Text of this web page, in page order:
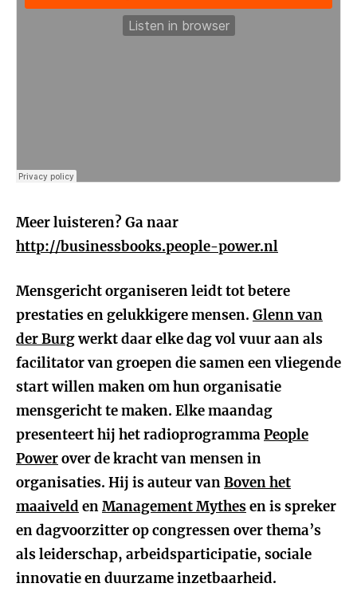
Meer luisteren? Ga naar
http://businessbooks.people-power.nl
Mensgericht organiseren leidt tot betere
prestaties en gelukkigere mensen. Glenn van
der Burgwerkt daar elke dag vol vuur aan als
facilitator van groepen die samen een vliegende
start willen maken om hun organisatie
mensgericht te maken. Elke maandag
presenteert hij het radioprogrammaPeople
Powerover de kracht van mensen in
organisaties. Hij is auteur vanBoven het
maaiveld enManagement Mythesen is spreker
en dagvoorzitter op congressen over thema’s
als leiderschap, arbeidsparticipatie, sociale
innovatie en duurzame inzetbaarheid.